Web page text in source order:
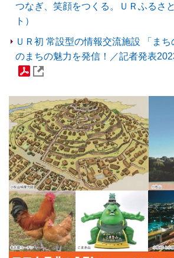
つなぎ、笑顔をつくる。ＵＲふるさ
ト）
ＵＲ初 常設型の情報交流施設 「ま
のまちの魅力を発信！／記者発表